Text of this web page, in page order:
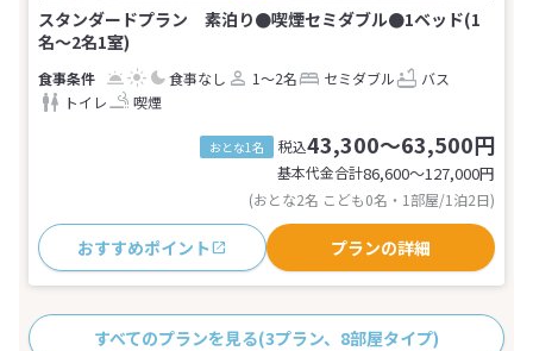
スタンダードプラン 素泊り●喫煙セミダブル●1ベッド(1
名～2名1室)
食事なし 1～2名 セミダブル
バス
トイレ
喫煙
おとな1名 税込43,300～63,500円
基本代金合計86,600〜127,000円
(おとな2名 こども0名・1部屋/1泊2日)
おすすめポイント プランの詳細
すべてのプランを見る(3プラン、8部屋タイプ)